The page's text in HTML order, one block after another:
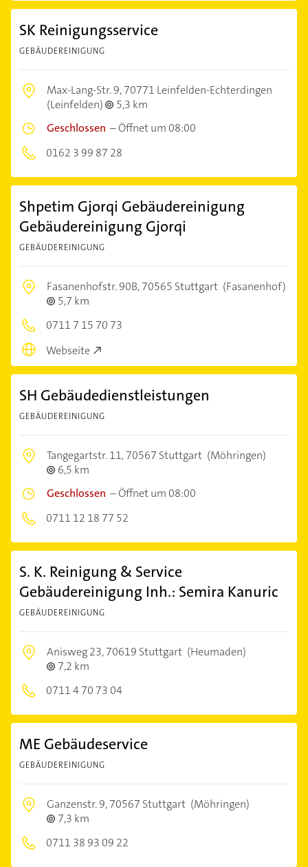
SK Reinigungsservice
GEBÄUDEREINIGUNG
Max-Lang-Str. 9,70771 Leinfelden-Echterdingen
(Leinfelden)
5,3 km
Geschlossen –Öffnet um 08:00
0162 3 99 87 28
Shpetim Gjorqi Gebäudereinigung
Gebäudereinigung Gjorqi
GEBÄUDEREINIGUNG
Fasanenhofstr. 90B,70565 Stuttgart (Fasanenhof)
5,7 km
0711 7 15 70 73
Webseite
SH Gebäudedienstleistungen
GEBÄUDEREINIGUNG
Tangegartstr. 11,70567 Stuttgart (Möhringen)
6,5 km
Geschlossen –Öffnet um 08:00
0711 12 18 77 52
S. K. Reinigung & Service
Gebäudereinigung Inh.: Semira Kanuric
GEBÄUDEREINIGUNG
Anisweg 23,70619 Stuttgart (Heumaden)
7,2 km
0711 4 70 73 04
ME Gebäudeservice
GEBÄUDEREINIGUNG
Ganzenstr. 9,70567 Stuttgart (Möhringen)
7,3 km
0711 38 93 09 22